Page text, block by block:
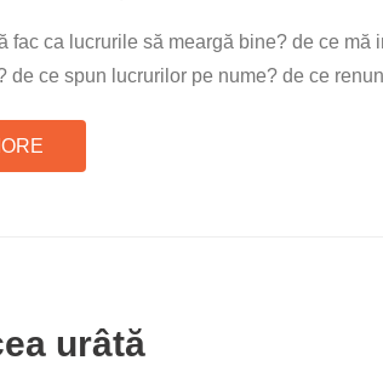
fac ca lucrurile să meargă bine? de ce
de ce spun lucrurilor pe nume? de ce
urâtă